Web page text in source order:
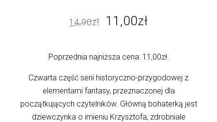
14,90zł
Pierwotna
wynosiła:
14,90zł.
11,00zł
wynosi:
11,00zł.
Poprzednia najniższa cena: 11,00zł.
Czwarta część serii historyczno-przygodowej z
elementami fantasy, przeznaczonej dla
początkujących czytelników. Główną bohaterką jest
dziewczynka o imieniu Krzysztofa, zdrobniale